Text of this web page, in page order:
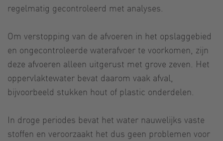
regelmatig gecontroleerd met analyses.
Om verstopping van de afvoeren in het opslaggebied
en ongecontroleerde waterafvoer te voorkomen, zijn
deze afvoeren alleen uitgerust met grove zeven. Het
oppervlaktewater bevat daarom vaak afval,
bijvoorbeeld stukken hout of plastic onderdelen.
In droge periodes bevat het water nauwelijks vaste
stoffen en veroorzaakt het dus geen problemen voor